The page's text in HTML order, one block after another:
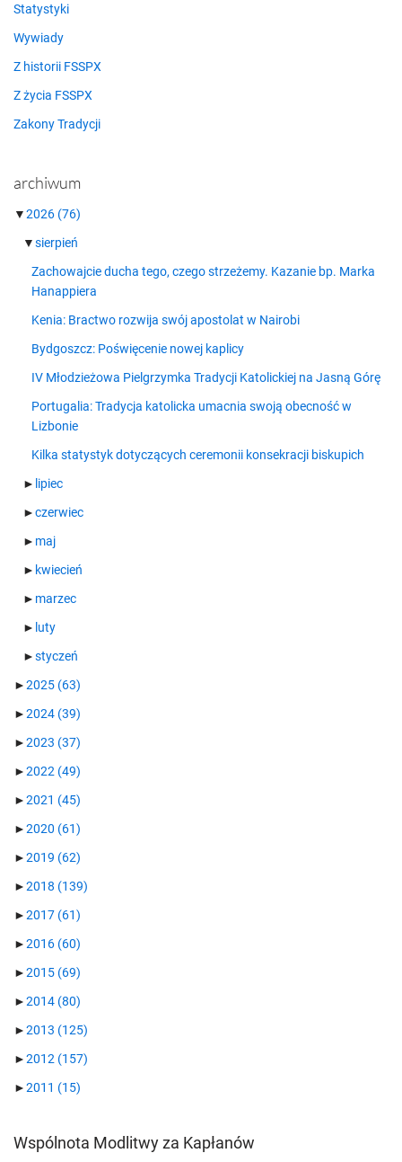
Statystyki
Wywiady
Z historii FSSPX
Z życia FSSPX
Zakony Tradycji
archiwum
▼2026 (76)
▼sierpień
Zachowajcie ducha tego, czego strzeżemy. Kazanie bp. Marka
Hanappiera
Kenia: Bractwo rozwija swój apostolat w Nairobi
Bydgoszcz: Poświęcenie nowej kaplicy
IV Młodzieżowa Pielgrzymka Tradycji Katolickiej na Jasną Górę
Portugalia: Tradycja katolicka umacnia swoją obecność w
Lizbonie
Kilka statystyk dotyczących ceremonii konsekracji biskupich
► lipiec
►czerwiec
► maj
► kwiecień
► marzec
► luty
►styczeń
►2025 (63)
►2024 (39)
►2023 (37)
►2022 (49)
►2021 (45)
►2020 (61)
►2019 (62)
►2018 (139)
►2017 (61)
►2016 (60)
►2015 (69)
►2014 (80)
►2013 (125)
►2012 (157)
►2011 (15)
Wspólnota Modlitwy za Kapłanów